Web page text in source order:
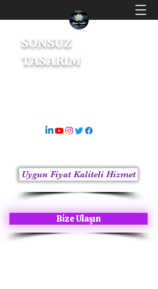
SONSUZ
TASARIM
Uygun Fiyat Kaliteli Hizmet
Bize Ulaşın